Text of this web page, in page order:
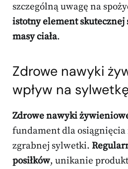
szczególną uwagę na
istotny element
masy ciała.
Zdrowe nawyki
wpływ na
Zdrowe nawyki
fundament dla
zgrabnej sylwetki.
posiłków, unikanie